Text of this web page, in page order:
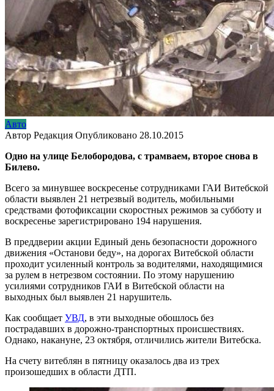
Авто
Автор Редакция Опубликовано 28.10.2015
Одно на улице Белобородова, с трамваем, второе снова в
Билево.
Всего за минувшее воскресенье сотрудниками ГАИ Витебской
области выявлен 21 нетрезвый водитель, мобильными
средствами фотофиксации скоростных режимов за субботу и
воскресенье зарегистрировано 194 нарушения.
В преддверии акции Единый день безопасности дорожного
движения «Останови беду», на дорогах Витебской области
проходит усиленный контроль за водителями, находящимися
за рулем в нетрезвом состоянии. По этому нарушению
усилиями сотрудников ГАИ в Витебской области на
выходных был выявлен 21 нарушитель.
Как сообщает УВД, в эти выходные обошлось без
пострадавших в дорожно-транспортных происшествиях.
Однако, накануне, 23 октября, отличились жители Витебска.
На счету витеблян в пятницу оказалось два из трех
произошедших в области ДТП.